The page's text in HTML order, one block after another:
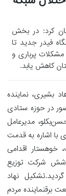
کرد: در بخش
شهرستان پاکدشت ۷ دستگاه فیدر جدید تا
مشکلات پرباری و
کاهش یابد.
بشیری، نماینده
در حوزه ستادی
مدیرعامل
با اشاره به قدمت
اقدامی
شرکت توزیع
نهاد
برقنماینده مردم